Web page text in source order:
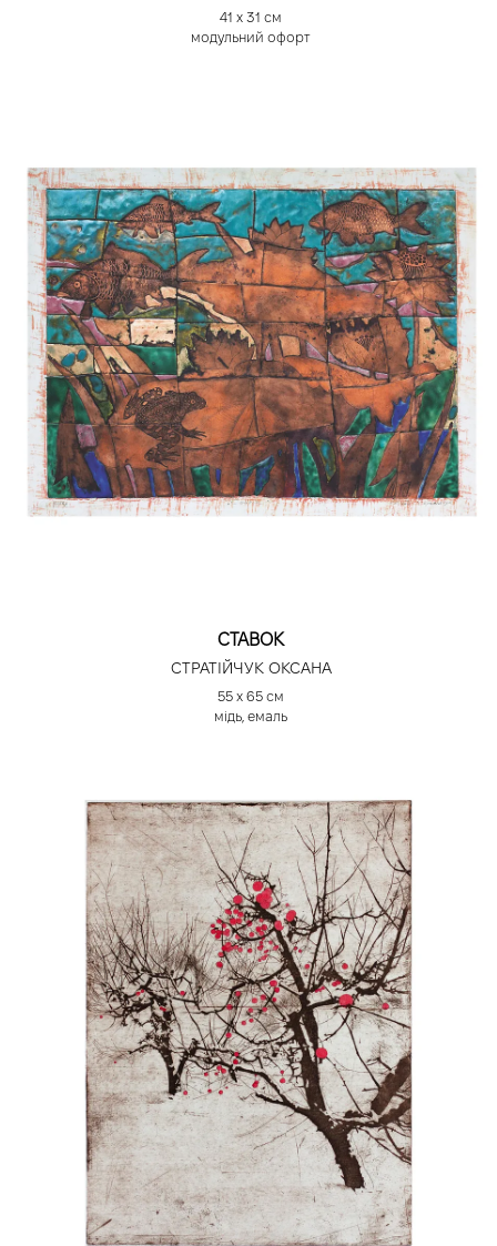
41 х 31 см
модульний офорт
СТАВОК
СТРАТІЙЧУК ОКСАНА
55 х 65 см
мідь, емаль